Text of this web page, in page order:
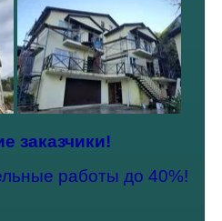
заказчики!
работы до 40%!